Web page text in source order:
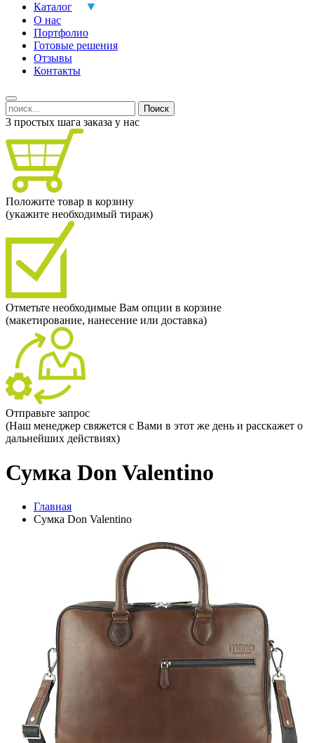
Каталог
О нас
Портфолио
Готовые решения
Отзывы
Контакты
Поиск
3 простых шага заказа у нас
Положите товар в корзину
(укажите необходимый тираж)
Отметьте необходимые Вам опции в корзине
(макетирование, нанесение или доставка)
Отправьте запрос
(Наш менеджер свяжется с Вами в этот же день и расскажет о
дальнейших действиях)
Сумка Don Valentino
Главная
Сумка Don Valentino